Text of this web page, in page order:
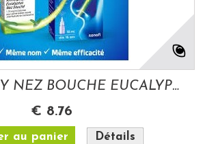
RHINOSPRAY NEZ BOUCHE EUCALYPTUS...
€ 8.76
au panier Détails